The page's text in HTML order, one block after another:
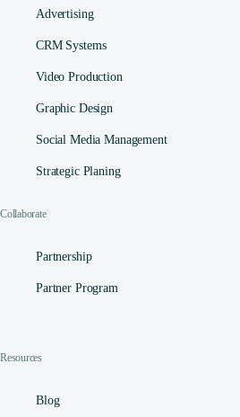
Advertising
CRM Systems
Video Production
Graphic Design
Social Media Management​
Strategic Planing
Collaborate
Partnership
Partner Program
Resources
Blog